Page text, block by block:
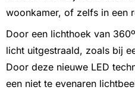
woonkamer, of zelfs in een
Door een lichthoek van
licht uitgestraald, zoals bij
Door deze nieuwe LED
een niet te evenaren